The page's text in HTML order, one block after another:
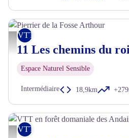
Pierrier de la Fosse Arthour - R. Quiclet CD61
VTT
11 Les chemins du
Espace Naturel Sensible
Intermédiaire 18,9km
VTT en forêt domaniale des Andaines -
VTT